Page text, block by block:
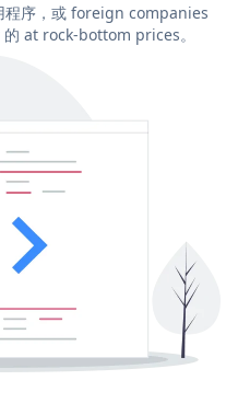
程序，或 foreign companies
at rock-bottom prices。